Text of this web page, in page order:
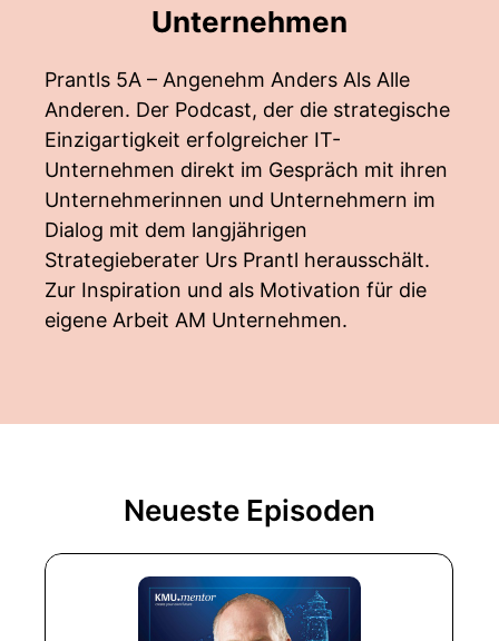
Unternehmen
Prantls 5A – Angenehm Anders Als Alle
Anderen. Der Podcast, der die strategische
Einzigartigkeit erfolgreicher IT-
Unternehmen direkt im Gespräch mit ihren
Unternehmerinnen und Unternehmern im
Dialog mit dem langjährigen
Strategieberater Urs Prantl herausschält.
Zur Inspiration und als Motivation für die
eigene Arbeit AM Unternehmen.
Neueste Episoden